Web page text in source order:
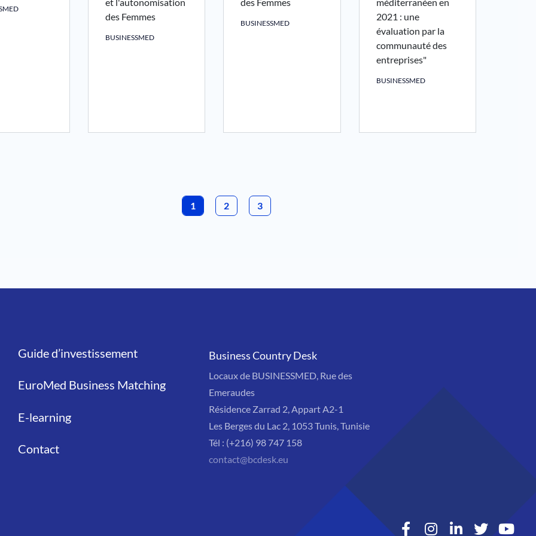
et l'autonomisation
des Femmes
BUSINESSMED
des Femmes
BUSINESSMED
méditerranéen en
2021 : une
évaluation par la
communauté des
entreprises"
BUSINESSMED
PAGE COURANTE
1 PAGE
2 PAGE
3
Liens
Guide d’investissement
EuroMed Business Matching
E-learning
Contact
Business Country Desk
Locaux de BUSINESSMED, Rue des
Emeraudes
Résidence Zarrad 2, Appart A2-1
Les Berges du Lac 2, 1053 Tunis, Tunisie
Tél : (+216) 98 747 158
contact@bcdesk.eu